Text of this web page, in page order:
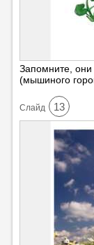
Запомните,
(мышиного
Cлайд 13